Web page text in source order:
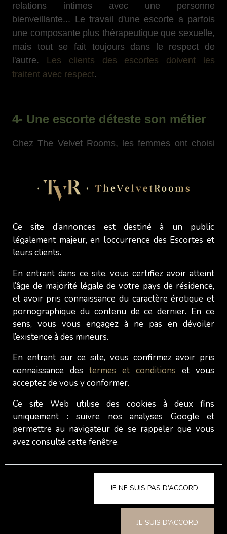
relations intimes avec une personne
bienveillante... Le travail d'une escorte a parfois
une composante plus thérapeutique que sexuelle,
mais tout se fait toujours dans le respect de
l'autre. Les clients des escortes doivent les
traitent avec respect.
4- Une escorte déteste son métier
Chez The Velvet Rooms, les femmes ont choisi
très personnel et intime, elles sont très impliquées
dans ce qu'elles font. Elles rencontrent des
mentalement ou émotionnellement) qui leur
expriment leurs désirs les plus profonds. Les
relations qu'elles entretiennent avec leurs clients
lorsque leurs clients peuvent se détendre en leur
compagnie, se sentent soulagés et sortent de leur
rendez-vous radieux et souriants !
5- Une escorte est une personne
brisée
des relations électriques avec leur père, que leurs
parents ne doivent pas être fiers d'elles, qu'elles
ne sont pas allées à l'école... Certes, il y a des
toxicomanes qui se prostituent. Mais en disant
renforçant la stigmatisation qui l'entoure.
parler, c'est que de plus en plus d'Escort Girls
Ce site d’annonces est destiné à un public
légalement majeur, en l’occurrence des Escortes et
leurs clients.
En entrant dans ce site, vous certifiez avoir atteint
l’âge de majorité légale de votre pays de résidence,
et avoir pris connaissance du caractère érotique et
pornographique du contenu de ce dernier. En ce
sens, vous vous engagez à ne pas en dévoiler
l’existence à des mineurs.
En entrant sur ce site, vous confirmez avoir pris
connaissance des termes et conditions et vous
acceptez de vous y conformer.
Ce site Web utilise des cookies à deux fins
uniquement : suivre nos analyses Google et
permettre au navigateur de se rappeler que vous
avez consulté cette fenêtre.
JE NE SUIS PAS D’ACCORD
JE SUIS D’ACCORD